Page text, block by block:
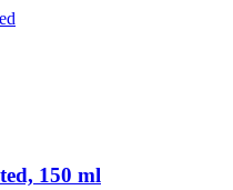
150 ml